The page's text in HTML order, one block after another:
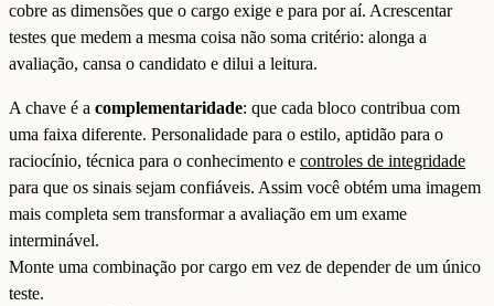
cobre as dimensões que o cargo exige e para por aí. Acrescentar
testes que medem a mesma coisa não soma critério: alonga a
avaliação, cansa o candidato e dilui a leitura.
A chave é a complementaridade: que cada bloco contribua com
uma faixa diferente. Personalidade para o estilo, aptidão para o
raciocínio, técnica para o conhecimento e controles de integridade
para que os sinais sejam confiáveis. Assim você obtém uma imagem
mais completa sem transformar a avaliação em um exame
interminável.
Monte uma combinação por cargo em vez de depender de um único
teste.